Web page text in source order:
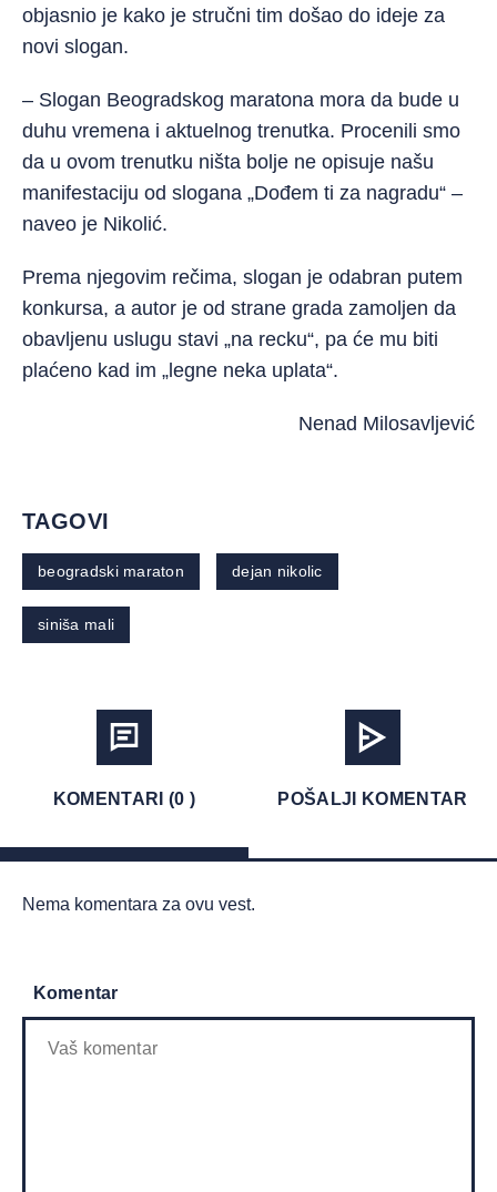
objasnio je kako je stručni tim došao do ideje za
novi slogan.
– Slogan Beogradskog maratona mora da bude u
duhu vremena i aktuelnog trenutka. Procenili smo
da u ovom trenutku ništa bolje ne opisuje našu
manifestaciju od slogana „Dođem ti za nagradu“ –
naveo je Nikolić.
Prema njegovim rečima, slogan je odabran putem
konkursa, a autor je od strane grada zamoljen da
obavljenu uslugu stavi „na recku“, pa će mu biti
plaćeno kad im „legne neka uplata“.
Nenad Milosavljević
TAGOVI
beogradski maraton dejan nikolic
siniša mali
KOMENTARI (0 ) POŠALJI KOMENTAR
Nema komentara za ovu vest.
Komentar